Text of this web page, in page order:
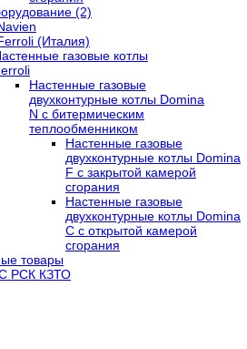
(2)
(Италия)
газовые котлы
Настенные газовые
двухконтурные котлы Domina
N с битермическим
теплообменником
Настенные газовые
двухконтурные котлы Domina
F с закрытой камерой
сгорания
Настенные газовые
двухконтурные котлы Domina
C с открытой камерой
сгорания
товары
РСК КЗТО